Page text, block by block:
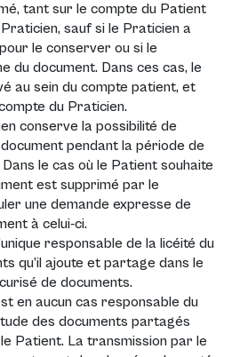
tant sur le compte du Patient
sauf si le Praticien a
le conserver ou si le
du document. Dans ces cas, le
au sein du compte patient, et
du Praticien.
conserve la possibilité de
pendant la période de
le cas où le Patient souhaite
est supprimé par le
une demande expresse de
à celui-ci.
responsable de la licéité du
qu’il ajoute et partage dans le
de documents.
en aucun cas responsable du
des documents partagés
Patient. La transmission par le